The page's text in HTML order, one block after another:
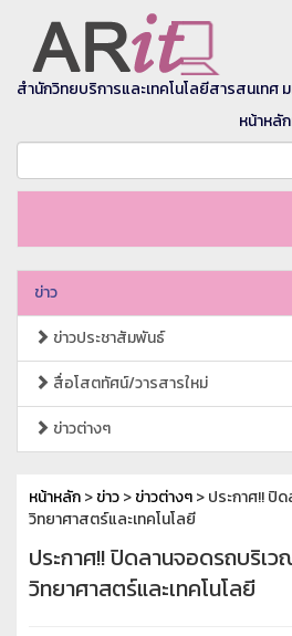
สำนักวิทยบริการและเทคโนโลยีสารสนเทศ
หน้าหลั
ข่าว
ข่าวประชาสัมพันธ์
สื่อโสตทัศน์/วารสารใหม่
ข่าวต่างๆ
หน้าหลัก>ข่าว>ข่าวต่างๆ> ประกาศ!! ปิ
วิทยาศาสตร์และเทคโนโลยี
ประกาศ!! ปิดลานจอดรถบริเ
วิทยาศาสตร์และเทคโนโลยี